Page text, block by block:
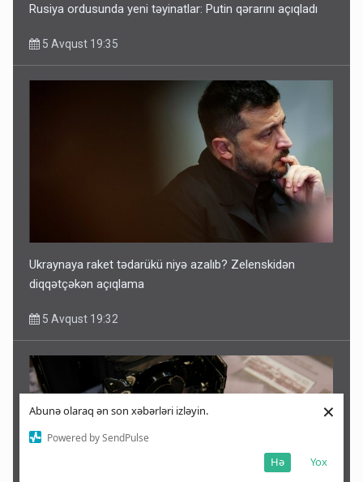
Abunə olaraq ən son xəbərləri izləyin.
Powered by SendPulse
Yox
Hə
×
Rusiya ordusunda yeni təyinatlar: Putin qərarını açıqladı
5 Avqust 19:35
Ukraynaya raket tədarükü niyə azalıb? Zelenskidən
diqqətçəkən açıqlama
5 Avqust 19:32